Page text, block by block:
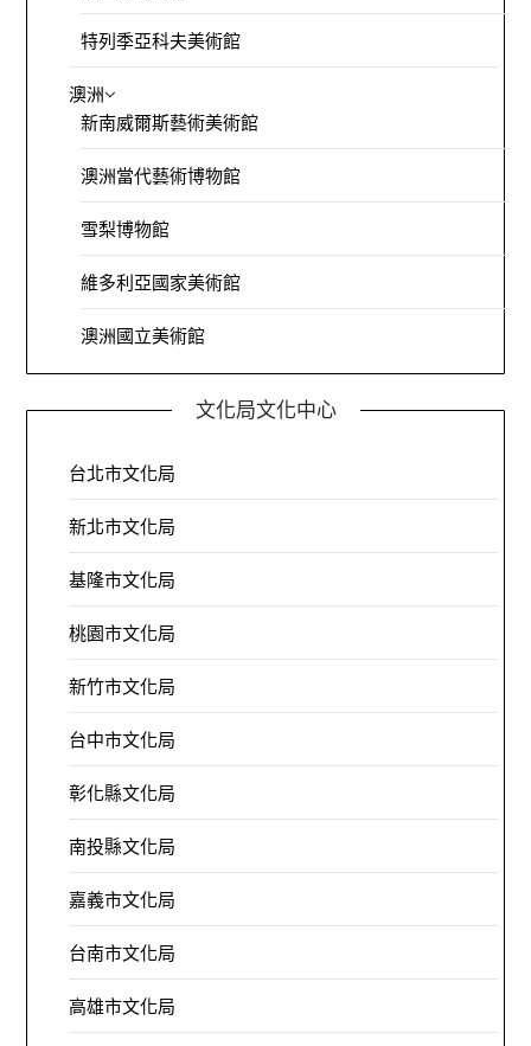
特列季亞科夫美術館
澳洲
新南威爾斯藝術美術館
澳洲當代藝術博物館
雪梨博物館
維多利亞國家美術館
澳洲國立美術館
文化局文化中心
台北市文化局
新北市文化局
基隆市文化局
桃園市文化局
新竹市文化局
台中市文化局
彰化縣文化局
南投縣文化局
嘉義市文化局
台南市文化局
高雄市文化局